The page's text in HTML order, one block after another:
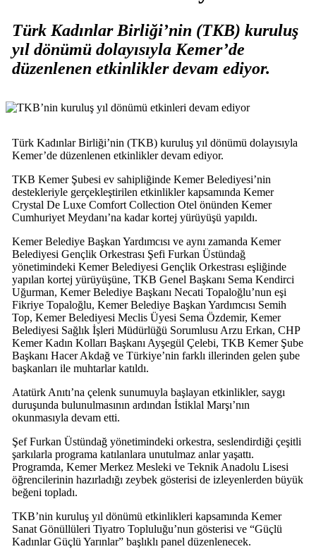
Türk Kadınlar Birliği’nin (TKB) kuruluş
yıl dönümü dolayısıyla Kemer’de
düzenlenen etkinlikler devam ediyor.
Türk Kadınlar Birliği’nin (TKB) kuruluş yıl dönümü dolayısıyla
Kemer’de düzenlenen etkinlikler devam ediyor.
TKB Kemer Şubesi ev sahipliğinde Kemer Belediyesi’nin
destekleriyle gerçekleştirilen etkinlikler kapsamında Kemer
Crystal De Luxe Comfort Collection Otel önünden Kemer
Cumhuriyet Meydanı’na kadar kortej yürüyüşü yapıldı.
Kemer Belediye Başkan Yardımcısı ve aynı zamanda Kemer
Belediyesi Gençlik Orkestrası Şefi Furkan Üstündağ
yönetimindeki Kemer Belediyesi Gençlik Orkestrası eşliğinde
yapılan kortej yürüyüşüne, TKB Genel Başkanı Sema Kendirci
Uğurman, Kemer Belediye Başkanı Necati Topaloğlu’nun eşi
Fikriye Topaloğlu, Kemer Belediye Başkan Yardımcısı Semih
Top, Kemer Belediyesi Meclis Üyesi Sema Özdemir, Kemer
Belediyesi Sağlık İşleri Müdürlüğü Sorumlusu Arzu Erkan, CHP
Kemer Kadın Kolları Başkanı Ayşegül Çelebi, TKB Kemer Şube
Başkanı Hacer Akdağ ve Türkiye’nin farklı illerinden gelen şube
başkanları ile muhtarlar katıldı.
Atatürk Anıtı’na çelenk sunumuyla başlayan etkinlikler, saygı
duruşunda bulunulmasının ardından İstiklal Marşı’nın
okunmasıyla devam etti.
Şef Furkan Üstündağ yönetimindeki orkestra, seslendirdiği çeşitli
şarkılarla programa katılanlara unutulmaz anlar yaşattı.
Programda, Kemer Merkez Mesleki ve Teknik Anadolu Lisesi
öğrencilerinin hazırladığı zeybek gösterisi de izleyenlerden büyük
beğeni topladı.
TKB’nin kuruluş yıl dönümü etkinlikleri kapsamında Kemer
Sanat Gönüllüleri Tiyatro Topluluğu’nun gösterisi ve “Güçlü
Kadınlar Güçlü Yarınlar” başlıklı panel düzenlenecek.